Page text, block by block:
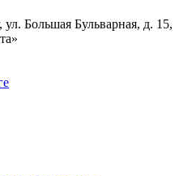
ул. Большая Бульварная, д. 15,